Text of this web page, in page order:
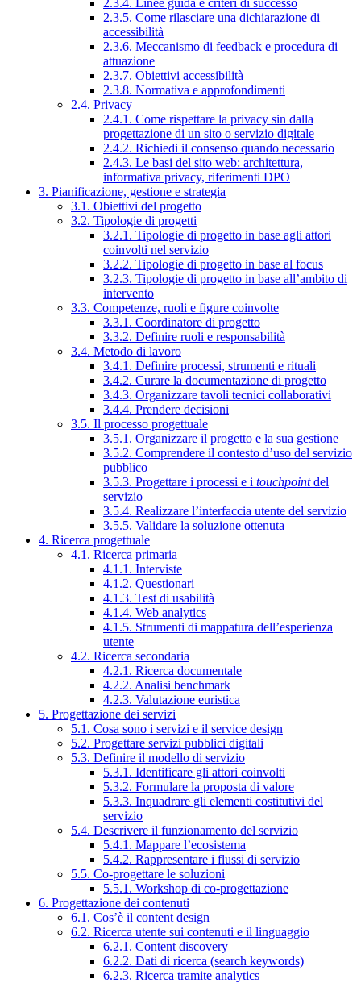
2.3.4. Linee guida e criteri di successo
2.3.5. Come rilasciare una dichiarazione di
accessibilità
2.3.6. Meccanismo di feedback e procedura di
attuazione
2.3.7. Obiettivi accessibilità
2.3.8. Normativa e approfondimenti
2.4. Privacy
2.4.1. Come rispettare la privacy sin dalla
progettazione di un sito o servizio digitale
2.4.2. Richiedi il consenso quando necessario
2.4.3. Le basi del sito web: architettura,
informativa privacy, riferimenti DPO
3. Pianificazione, gestione e strategia
3.1. Obiettivi del progetto
3.2. Tipologie di progetti
3.2.1. Tipologie di progetto in base agli attori
coinvolti nel servizio
3.2.2. Tipologie di progetto in base al focus
3.2.3. Tipologie di progetto in base all’ambito di
intervento
3.3. Competenze, ruoli e figure coinvolte
3.3.1. Coordinatore di progetto
3.3.2. Definire ruoli e responsabilità
3.4. Metodo di lavoro
3.4.1. Definire processi, strumenti e rituali
3.4.2. Curare la documentazione di progetto
3.4.3. Organizzare tavoli tecnici collaborativi
3.4.4. Prendere decisioni
3.5. Il processo progettuale
3.5.1. Organizzare il progetto e la sua gestione
3.5.2. Comprendere il contesto d’uso del servizio
pubblico
3.5.3. Progettare i processi e i touchpointdel
servizio
3.5.4. Realizzare l’interfaccia utente del servizio
3.5.5. Validare la soluzione ottenuta
4. Ricerca progettuale
4.1. Ricerca primaria
4.1.1. Interviste
4.1.2. Questionari
4.1.3. Test di usabilità
4.1.4. Web analytics
4.1.5. Strumenti di mappatura dell’esperienza
utente
4.2. Ricerca secondaria
4.2.1. Ricerca documentale
4.2.2. Analisi benchmark
4.2.3. Valutazione euristica
5. Progettazione dei servizi
5.1. Cosa sono i servizi e il service design
5.2. Progettare servizi pubblici digitali
5.3. Definire il modello di servizio
5.3.1. Identificare gli attori coinvolti
5.3.2. Formulare la proposta di valore
5.3.3. Inquadrare gli elementi costitutivi del
servizio
5.4. Descrivere il funzionamento del servizio
5.4.1. Mappare l’ecosistema
5.4.2. Rappresentare i flussi di servizio
5.5. Co-progettare le soluzioni
5.5.1. Workshop di co-progettazione
6. Progettazione dei contenuti
6.1. Cos’è il content design
6.2. Ricerca utente sui contenuti e il linguaggio
6.2.1. Content discovery
6.2.2. Dati di ricerca (search keywords)
6.2.3. Ricerca tramite analytics